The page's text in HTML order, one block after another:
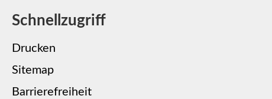
Schnellzugriff
Drucken
Sitemap
Barrierefreiheit